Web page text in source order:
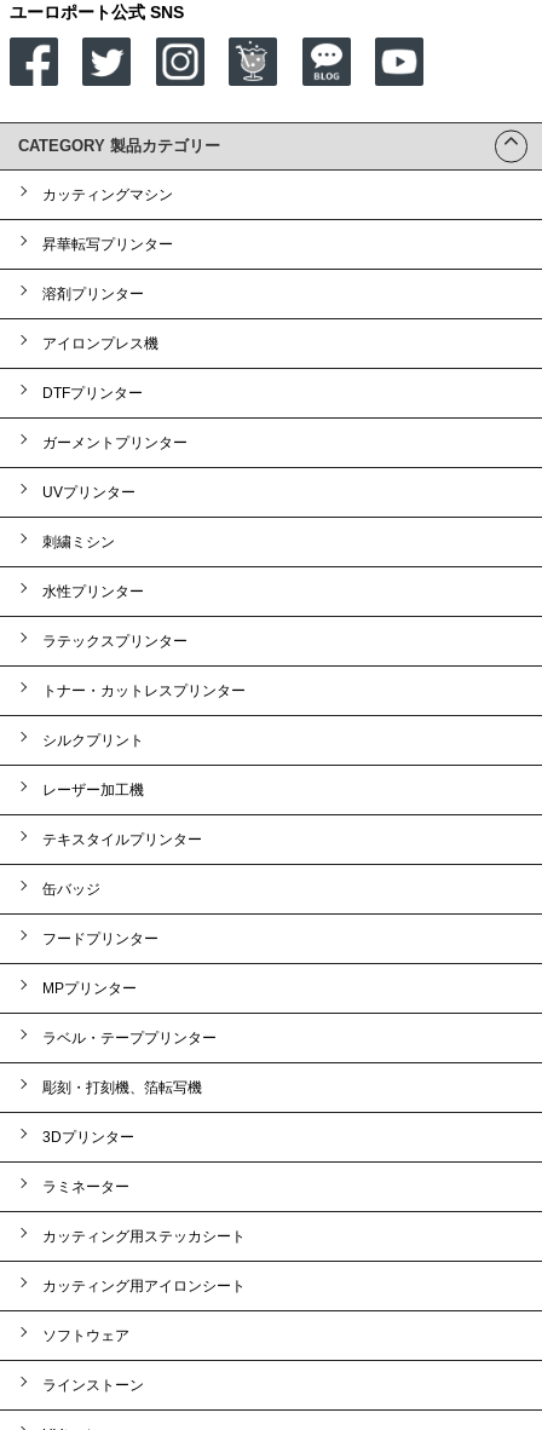
ユーロポート公式 SNS
CATEGORY 製品カテゴリー
カッティングマシン
昇華転写プリンター
溶剤プリンター
アイロンプレス機
DTFプリンター
ガーメントプリンター
UVプリンター
刺繍ミシン
水性プリンター
ラテックスプリンター
トナー・カットレスプリンター
シルクプリント
レーザー加工機
テキスタイルプリンター
缶バッジ
フードプリンター
MPプリンター
ラベル・テーププリンター
彫刻・打刻機、箔転写機
3Dプリンター
ラミネーター
カッティング用ステッカシート
カッティング用アイロンシート
ソフトウェア
ラインストーン